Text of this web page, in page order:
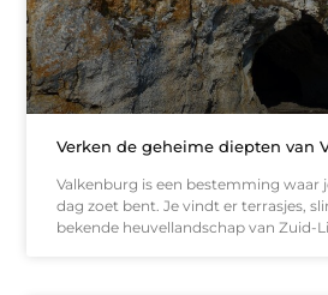
Verken de geheime diepten van
Valkenburg is een bestemming waar
dag zoet bent. Je vindt er terrasjes,
bekende heuvellandschap van Zuid-